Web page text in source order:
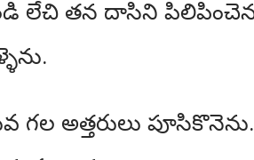
అత్తరులు పూసికొనెను.